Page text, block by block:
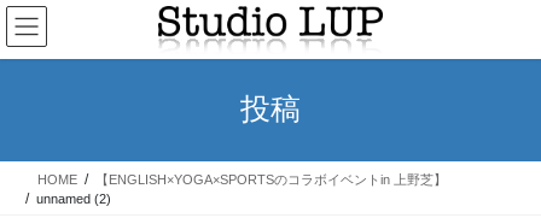
コ
ン
テ
ス
ナ
ビ
ゲ
ン
投稿
HOME
【ENGLISH×YOGA×SPORTSのコラボイベントin 上野芝】
unnamed (2)